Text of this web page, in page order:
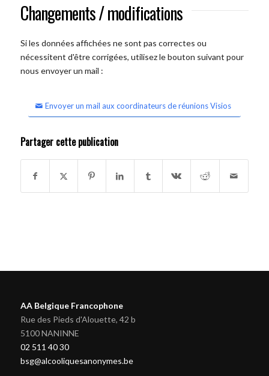
Changements / modifications
Si les données affichées ne sont pas correctes ou
nécessitent d'être corrigées, utilisez le bouton suivant pour
nous envoyer un mail :
Envoyer un mail aux coordinateurs de réunions Visios
Partager cette publication
AA Belgique Francophone
Rue des Pieds d'Alouette, 42 b
5100 NANINNE
02 511 40 30
bsg@alcooliquesanonymes.be